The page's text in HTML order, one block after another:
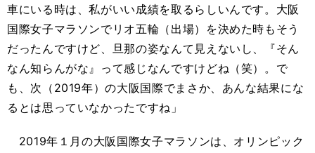
車にいる時は、私がいい成績を取るらしいんです。大阪
国際女子マラソンでリオ五輪（出場）を決めた時もそう
だったんですけど、旦那の姿なんて見えないし、『そん
なん知らんがな』って感じなんですけどね（笑）。で
も、次（ 2019年）の大阪国際でまさか、あんな結果にな
るとは思っていなかったですね」
2019年１月の大阪国際女子マラソンは、オリンピック